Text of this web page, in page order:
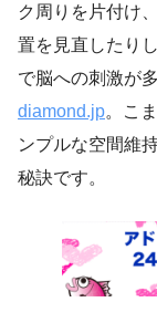
ク周りを片付け
置を見直したり
で脳への刺激が
diamond.jp。こ
ンプルな空間維
秘訣です。